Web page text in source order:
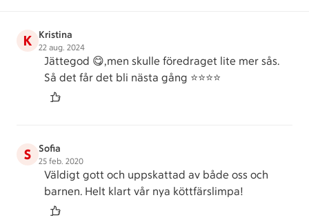
K Kristina
22 aug. 2024
Jättegod 😋,men skulle föredraget lite mer sås.
Så det får det bli nästa gång ⭐️⭐️⭐️⭐️
S Sofia
25 feb. 2020
Väldigt gott och uppskattad av både oss och
barnen. Helt klart vår nya köttfärslimpa!